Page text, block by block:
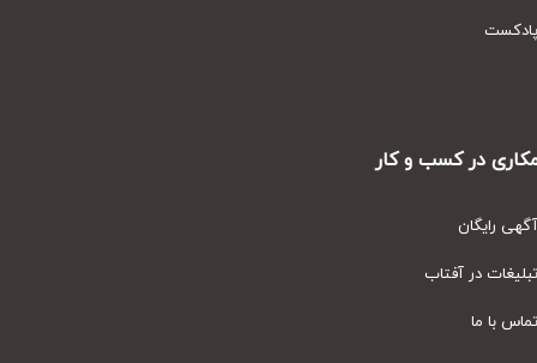
در کسب و کار
رایگان
در آفتاب
با ما